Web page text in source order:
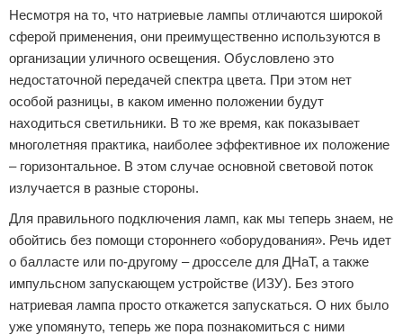
Несмотря на то, что натриевые лампы отличаются широкой
сферой применения, они преимущественно используются в
организации уличного освещения. Обусловлено это
недостаточной передачей спектра цвета. При этом нет
особой разницы, в каком именно положении будут
находиться светильники. В то же время, как показывает
многолетняя практика, наиболее эффективное их положение
– горизонтальное. В этом случае основной световой поток
излучается в разные стороны.
Для правильного подключения ламп, как мы теперь знаем, не
обойтись без помощи стороннего «оборудования». Речь идет
о балласте или по-другому – дросселе для ДНаТ, а также
импульсном запускающем устройстве (ИЗУ). Без этого
натриевая лампа просто откажется запускаться. О них было
уже упомянуто, теперь же пора познакомиться с ними